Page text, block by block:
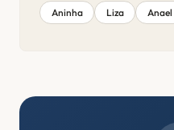
Aninha Liza Anael